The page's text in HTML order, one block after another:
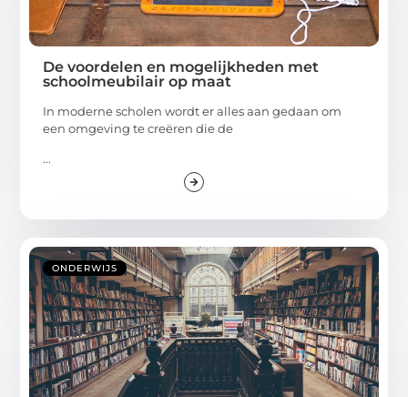
De voordelen en mogelijkheden met
schoolmeubilair op maat
In moderne scholen wordt er alles aan gedaan om
een omgeving te creëren die de
...
ONDERWIJS